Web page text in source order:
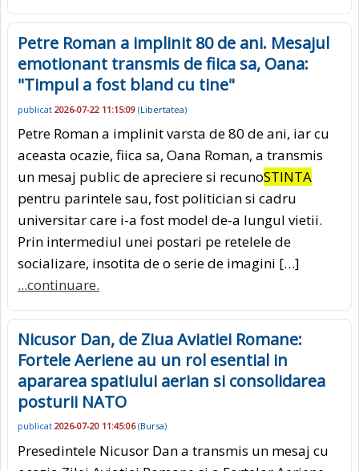
Petre Roman a implinit 80 de ani. Mesajul
emotionant transmis de fiica sa, Oana:
"Timpul a fost bland cu tine"
publicat 2026-07-22 11:15:09 (Libertatea)
Petre Roman a implinit varsta de 80 de ani, iar cu
aceasta ocazie, fiica sa, Oana Roman, a transmis
un mesaj public de apreciere si recunoSTINTA
pentru parintele sau, fost politician si cadru
universitar care i-a fost model de-a lungul vietii.
Prin intermediul unei postari pe retelele de
socializare, insotita de o serie de imagini […]
...continuare.
Nicusor Dan, de Ziua Aviatiei Romane:
Fortele Aeriene au un rol esential in
apararea spatiului aerian si consolidarea
posturii NATO
publicat 2026-07-20 11:45:06(Bursa)
Presedintele Nicusor Dan a transmis un mesaj cu